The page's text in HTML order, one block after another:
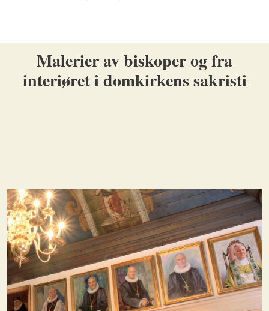
Malerier av biskoper og fra
interiøret i domkirkens sakristi